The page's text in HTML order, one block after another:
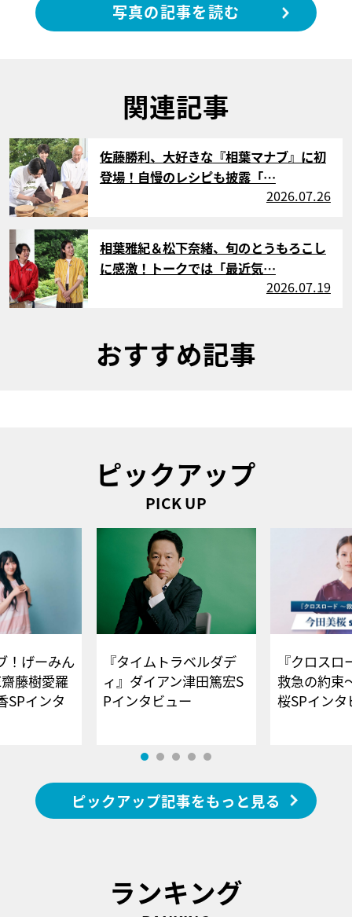
写真の記事を読む
関連記事
佐藤勝利、大好きな『相葉マナブ』に初
登場！自慢のレシピも披露「…
2026.07.26
サムネイル
相葉雅紀＆松下奈緒、旬のとうもろこし
に感激！トークでは「最近気…
2026.07.19
おすすめ記事
ピックアップ
PICK UP
！げーみん
藤樹愛羅
SPインタ
『タイムトラベルダデ
ィ』ダイアン津田篤宏S
Pインタビュー
『クロス
救急の約束
桜SPイ
ピックアップ記事をもっと見る
ランキング